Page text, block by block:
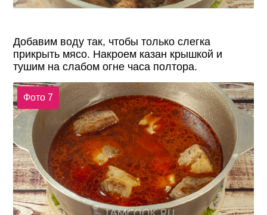
Добавим воду так, чтобы только слегка
прикрыть мясо. Накроем казан крышкой и
тушим на слабом огне часа полтора.
Фото 7